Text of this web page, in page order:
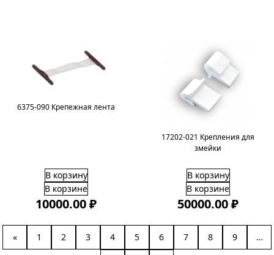
6375-090 Крепежная лента
В корзину
В корзине
10000.00 ₽
17202-021 Крепления для
змейки
В корзину
В корзине
50000.00 ₽
« 1 2 3 4 5 6 7 8 9 …